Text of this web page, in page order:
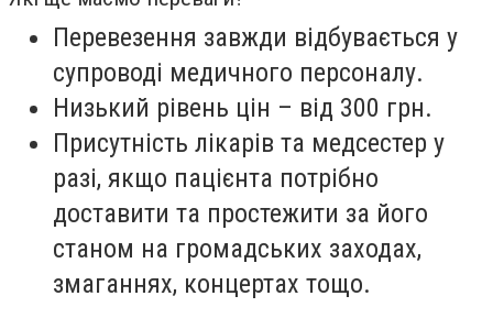
Перевезення завжди відбувається у
супроводі медичного персоналу.
Низький рівень цін – від 300 грн.
Присутність лікарів та медсестер у
разі, якщо пацієнта потрібно
доставити та простежити за його
станом на громадських заходах,
змаганнях, концертах тощо.